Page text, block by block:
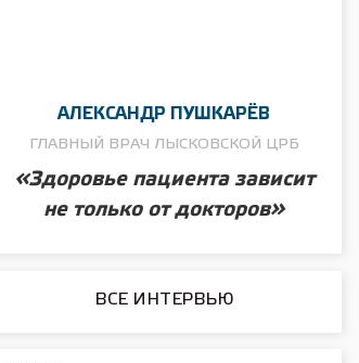
АЛЕКСАНДР ПУШКАРЁВ
ГЛАВНЫЙ ВРАЧ ЛЫСКОВСКОЙ ЦРБ
«Здоровье пациента зависит
не только от докторов»
ВСЕ ИНТЕРВЬЮ